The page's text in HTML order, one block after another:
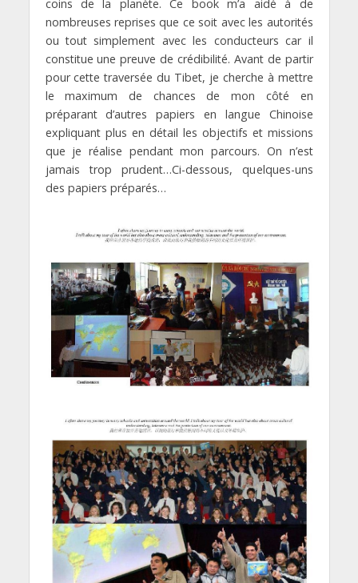
coins de la planète. Ce book m’a aidé à de
nombreuses reprises que ce soit avec les autorités
ou tout simplement avec les conducteurs car il
constitue une preuve de crédibilité. Avant de partir
pour cette traversée du Tibet, je cherche à mettre
le maximum de chances de mon côté en
préparant d’autres papiers en langue Chinoise
expliquant plus en détail les objectifs et missions
que je réalise pendant mon parcours. On n’est
jamais trop prudent…Ci-dessous, quelques-uns
des papiers préparés…